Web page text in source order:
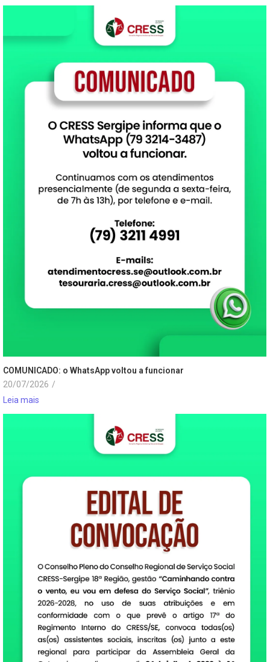
COMUNICADO: o WhatsApp voltou a funcionar
20/07/2026 /
Leia mais